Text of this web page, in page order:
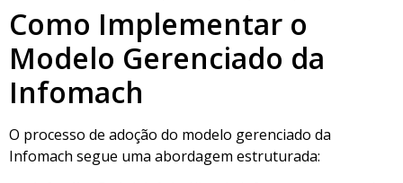
Como Implementar o
Modelo Gerenciado da
Infomach
O processo de adoção do modelo gerenciado da
Infomach segue uma abordagem estruturada: